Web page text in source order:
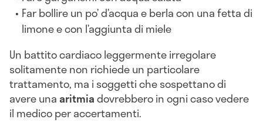
Far bollire un po’ d’acqua e berla con una fetta di
limone e con l’aggiunta di miele
Un battito cardiaco leggermente irregolare
solitamente non richiede un particolare
trattamento, ma i soggetti che sospettano di
avere unaaritmiadovrebbero in ogni caso vedere
il medico per accertamenti.